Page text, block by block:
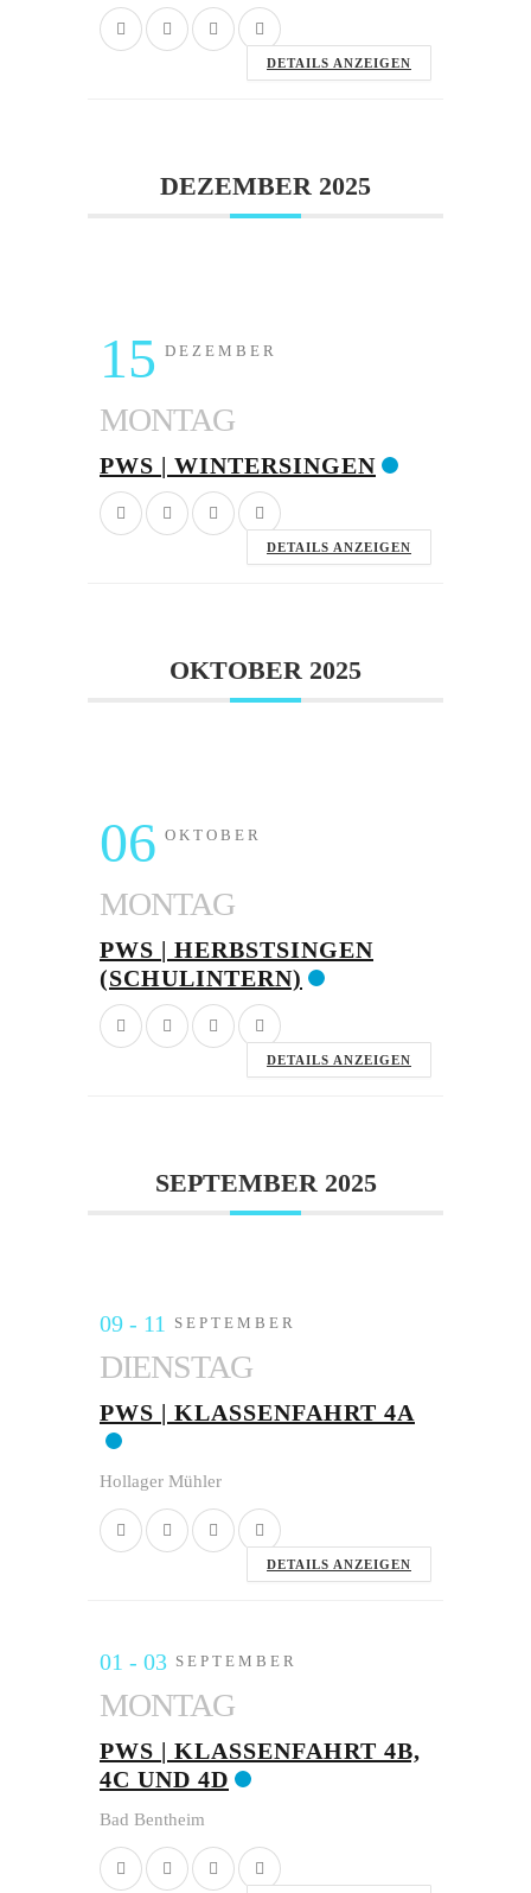
DETAILS ANZEIGEN
DEZEMBER 2025
15 DEZEMBER
MONTAG
PWS | WINTERSINGEN
DETAILS ANZEIGEN
OKTOBER 2025
06 OKTOBER
MONTAG
PWS | HERBSTSINGEN
(SCHULINTERN)
DETAILS ANZEIGEN
SEPTEMBER 2025
09 - 11 SEPTEMBER
DIENSTAG
PWS | KLASSENFAHRT 4A
Hollager Mühler
DETAILS ANZEIGEN
01 - 03 SEPTEMBER
MONTAG
PWS | KLASSENFAHRT 4B,
4C UND 4D
Bad Bentheim